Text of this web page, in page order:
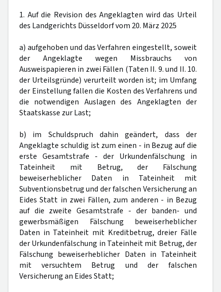
1. Auf die Revision des Angeklagten wird das Urteil
des Landgerichts Düsseldorf vom 20. März 2025
a) aufgehoben und das Verfahren eingestellt, soweit
der Angeklagte wegen Missbrauchs von
Ausweispapieren in zwei Fällen (Taten II. 9. und II. 10.
der Urteilsgründe) verurteilt worden ist; im Umfang
der Einstellung fallen die Kosten des Verfahrens und
die notwendigen Auslagen des Angeklagten der
Staatskasse zur Last;
b) im Schuldspruch dahin geändert, dass der
Angeklagte schuldig ist zum einen - in Bezug auf die
erste Gesamtstrafe - der Urkundenfälschung in
Tateinheit mit Betrug, der Fälschung
beweiserheblicher Daten in Tateinheit mit
Subventionsbetrug und der falschen Versicherung an
Eides Statt in zwei Fällen, zum anderen - in Bezug
auf die zweite Gesamtstrafe - der banden- und
gewerbsmäßigen Fälschung beweiserheblicher
Daten in Tateinheit mit Kreditbetrug, dreier Fälle
der Urkundenfälschung in Tateinheit mit Betrug, der
Fälschung beweiserheblicher Daten in Tateinheit
mit versuchtem Betrug und der falschen
Versicherung an Eides Statt;